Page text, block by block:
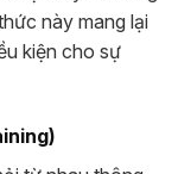
này mang lại
kiện cho sự